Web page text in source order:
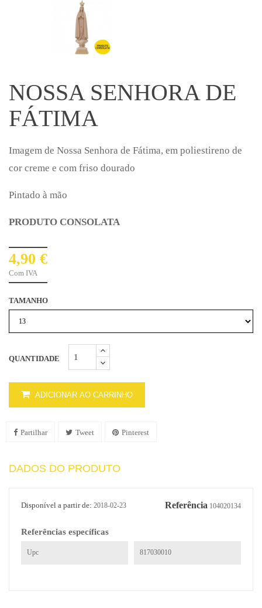
NOSSA SENHORA DE
FÁTIMA
Imagem de Nossa Senhora de Fátima, em poliestireno de
cor creme e com friso dourado
Pintado à mão
PRODUTO CONSOLATA
4,90 €
Com IVA
TAMANHO
QUANTIDADE
ADICIONAR AO CARRINHO
Partilhar Tweet Pinterest
DADOS DO PRODUTO
Referência 104020134
Disponível a partir de: 2018-02-23
Referências específicas
Upc 817030010